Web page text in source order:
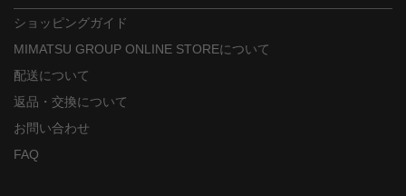
ショッピングガイド
MIMATSU GROUP ONLINE STOREについて
配送について
返品・交換について
お問い合わせ
FAQ